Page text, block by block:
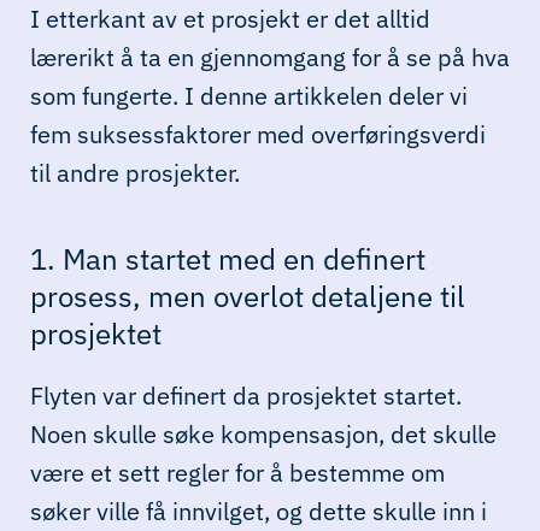
I etterkant av et prosjekt er det alltid
lærerikt å ta en gjennomgang for å se på hva
som fungerte. I denne artikkelen deler vi
fem suksessfaktorer med overføringsverdi
til andre prosjekter.
1. Man startet med en definert
prosess, men overlot detaljene til
prosjektet
Flyten var definert da prosjektet startet.
Noen skulle søke kompensasjon, det skulle
være et sett regler for å bestemme om
søker ville få innvilget, og dette skulle inn i